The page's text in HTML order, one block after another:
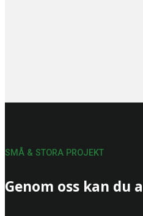
Genom oss kan
SMÅ & STORA PROJEKT